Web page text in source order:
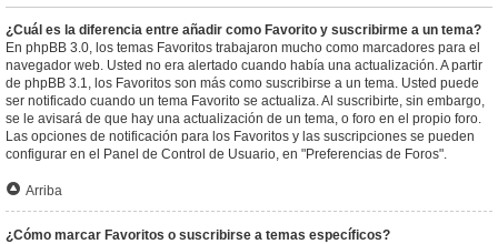
¿Cuál es la diferencia entre añadir como Favorito y suscribirme a un tema?
En phpBB 3.0, los temas Favoritos trabajaron mucho como marcadores para el
navegador web. Usted no era alertado cuando había una actualización. A partir
de phpBB 3.1, los Favoritos son más como suscribirse a un tema. Usted puede
ser notificado cuando un tema Favorito se actualiza. Al suscribirte, sin embargo,
se le avisará de que hay una actualización de un tema, o foro en el propio foro.
Las opciones de notificación para los Favoritos y las suscripciones se pueden
configurar en el Panel de Control de Usuario, en "Preferencias de Foros".
Arriba
¿Cómo marcar Favoritos o suscribirse a temas específicos?